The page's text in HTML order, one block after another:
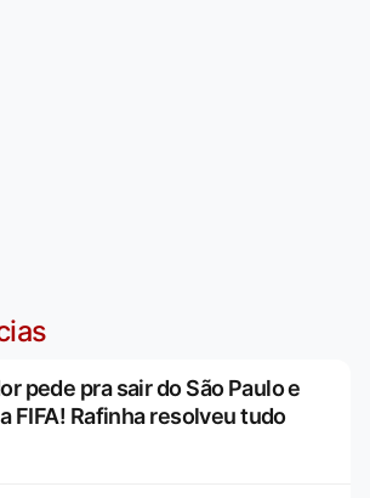
pede pra sair do São Paulo e
FIFA! Rafinha resolveu tudo